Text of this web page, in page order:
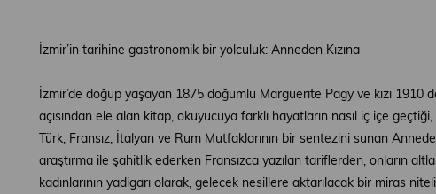
İzmir’in tarihine gastronomik bir yolculuk: Anneden Kızına
İzmir’de doğup yaşayan 1875 doğumlu Marguerite Pagy ve kızı
açısından ele alan kitap, okuyucuya farklı hayatların nasıl iç içe
Türk, Fransız, İtalyan ve Rum Mutfaklarının bir sentezini sunan
araştırma ile şahitlik ederken Fransızca yazılan tariflerden, onların
kadınlarının yadigarı olarak, gelecek nesillere aktarılacak bir miras